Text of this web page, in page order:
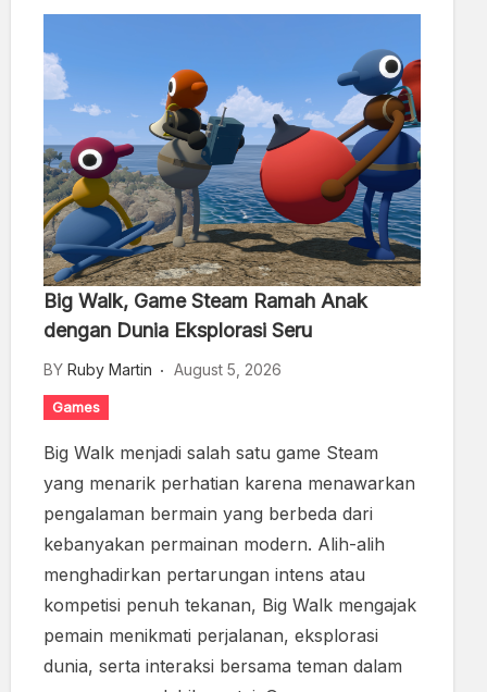
Big Walk, Game Steam Ramah Anak
dengan Dunia Eksplorasi Seru
BY Ruby Martin August 5, 2026
Games
Big Walk menjadi salah satu game Steam
yang menarik perhatian karena menawarkan
pengalaman bermain yang berbeda dari
kebanyakan permainan modern. Alih-alih
menghadirkan pertarungan intens atau
kompetisi penuh tekanan, Big Walk mengajak
pemain menikmati perjalanan, eksplorasi
dunia, serta interaksi bersama teman dalam